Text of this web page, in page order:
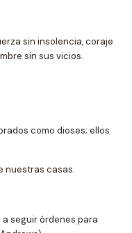
sin insolencia, coraje
sin sus vicios.
como dioses; ellos
nuestras casas.
seguir órdenes para